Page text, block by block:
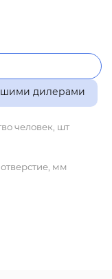
дилерами
человек, шт
мм